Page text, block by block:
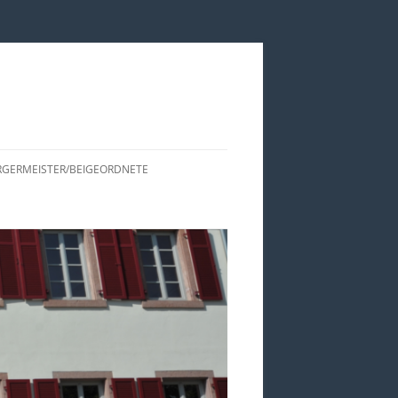
BEIGEORDNETE
UND
VON EDESHEIM